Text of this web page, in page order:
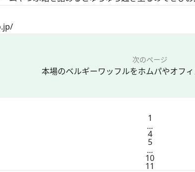
次のページ
本場のベルギーワッフルをホムパやオフ
1
...
4
5
...
10
11